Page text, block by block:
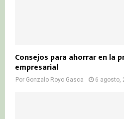
Consejos para ahorrar en la
empresarial
Por Gonzalo Royo Gasca 6 agosto,